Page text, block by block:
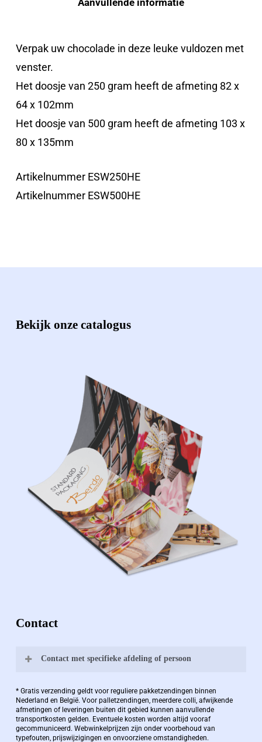
Aanvullende informatie
Verpak uw chocolade in deze leuke vuldozen met
venster.
Het doosje van 250 gram heeft de afmeting 82 x
64 x 102mm
Het doosje van 500 gram heeft de afmeting 103 x
80 x 135mm
Artikelnummer ESW250HE
Artikelnummer ESW500HE
Bekijk onze catalogus
Contact
Contact met specifieke afdeling of persoon
Bernard Pauwels:
Zaakvoerder Berdo
* Gratis verzending geldt voor reguliere pakketzendingen binnen
Nederland en België. Voor palletzendingen, meerdere colli, afwijkende
afmetingen of leveringen buiten dit gebied kunnen aanvullende
transportkosten gelden. Eventuele kosten worden altijd vooraf
gecommuniceerd. Webwinkelprijzen zijn onder voorbehoud van
typefouten, prijswijzigingen en onvoorziene omstandigheden.